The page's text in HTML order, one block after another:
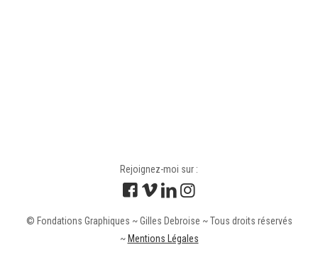
Rejoignez-moi sur :
© Fondations Graphiques ~ Gilles Debroise ~ Tous droits réservés
~ Mentions Légales